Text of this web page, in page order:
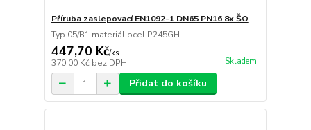
Příruba zaslepovací EN1092-1 DN65 PN16 8x ŠO
Typ 05/B1 materiál ocel P245GH
447,70 Kč/ks
370,00 Kč bez DPH Skladem
Přidat do košíku